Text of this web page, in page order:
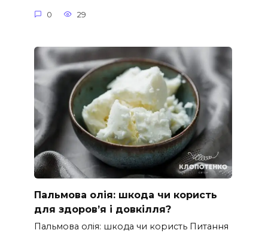
0 29
Пальмова олія: шкода чи користь
для здоров’я і довкілля?
Пальмова олія: шкода чи користь Питання